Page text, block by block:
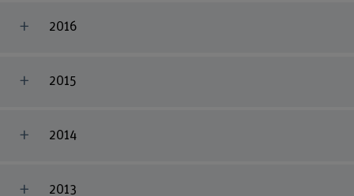
2016
2015
2014
2013